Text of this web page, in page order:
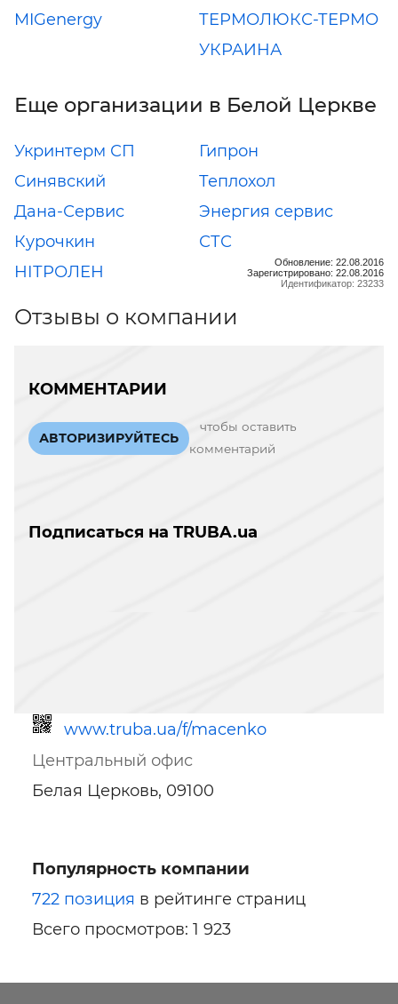
MIGenergy
ТЕРМОЛЮКС-ТЕРМО
УКРАИНА
Еще организации в Белой Церкве
Укринтерм СП
Гипрон
Синявский
Теплохол
Дана-Сервис
Энергия сервис
Курочкин
СТС
НІТРОЛЕН
Обновление: 22.08.2016
Зарегистрировано: 22.08.2016
Идентификатор: 23233
Отзывы о компании
КОММЕНТАРИИ
АВТОРИЗИРУЙТЕСЬ
чтобы оставить
комментарий
Подписаться на TRUBA.ua
www.truba.ua/f/macenko
Ссылка для мобильных устройств
Центральный офис
Белая Церковь, 09100
Популярность компании
722 позиция в рейтинге страниц
Всего просмотров: 1 923